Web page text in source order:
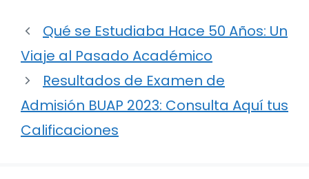
Qué se Estudiaba Hace 50 Años: Un
Viaje al Pasado Académico
Resultados de Examen de
Admisión BUAP 2023: Consulta Aquí tus
Calificaciones